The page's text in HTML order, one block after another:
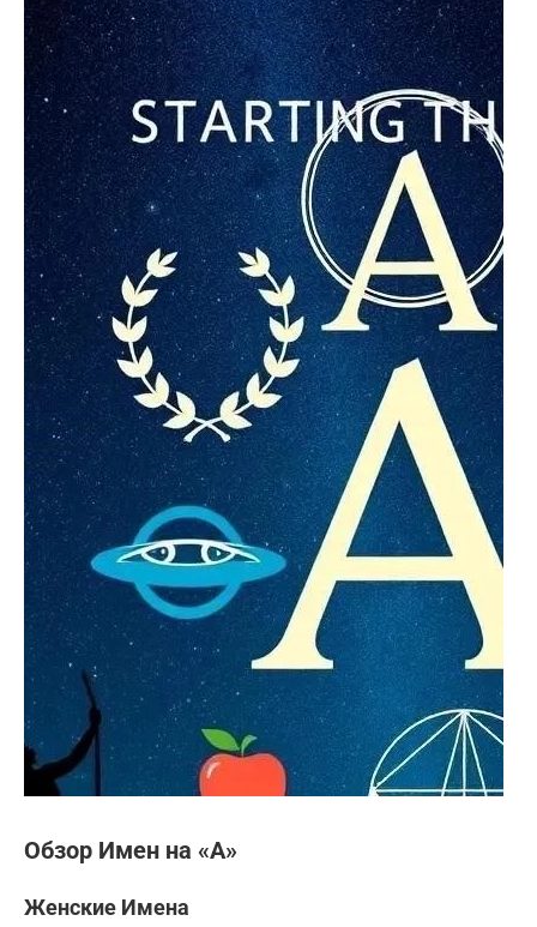
Обзор Имен на «А»
Женские Имена